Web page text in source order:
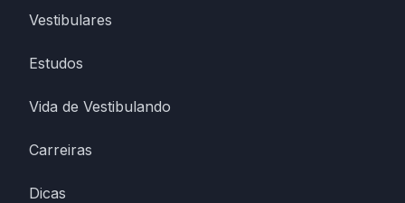
Vestibulares
Estudos
Vida de Vestibulando
Carreiras
Dicas